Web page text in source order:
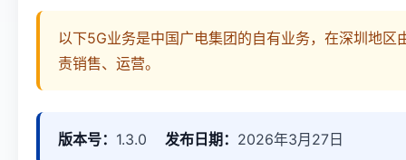
以下5G业务是中国广电集团的自有业务，在深圳地区
责销售、运营。
版本号： 1.3.0 发布日期： 2026年3月27日